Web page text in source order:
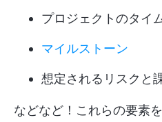
プロジェクトのタイ
マイルストーン
想定されるリスクと
などなど！これらの要素